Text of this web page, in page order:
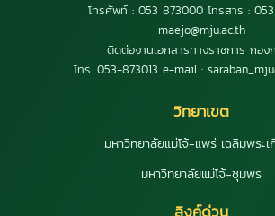
โทรศัพท์ : 053 873000 โทรสาร : 053
maejo@mju.ac.th
ติดต่องานเอกสารทางราชการ กอง
โทร. 053-873013 e-mail :
วิทยาเขต
มหาวิทยาลัยแม่โจ้-แพร่ เฉลิมพระ
มหาวิทยาลัยแม่โจ้-ชุมพร
ลิงค์ด่วน